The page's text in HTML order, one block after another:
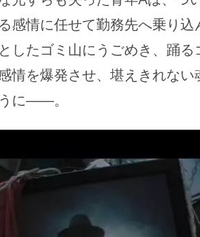
感情に任せて勤務先へ乗り込
したゴミ山にうごめき、踊
情を爆発させ、堪えきれな
に――。